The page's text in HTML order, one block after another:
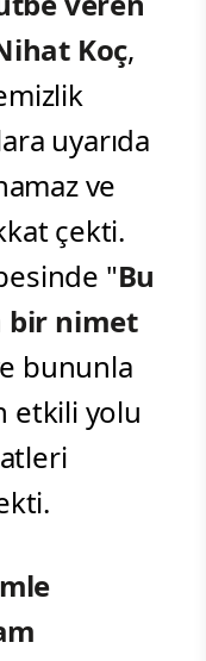
Koç,
uyarıda
ve
çekti.
"Bu
bir nimet
bununla
etkili yolu